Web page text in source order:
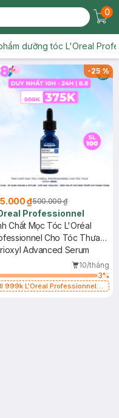
0
dưỡng tóc L'Oreal
-25%
₫500.000 ₫
Professionnel
Chất Mọc Tóc L'Oréal
Cho Tóc Thưa
30mlAdvanced Serum
10/tháng
3%
999k L'Oréal Professionnel